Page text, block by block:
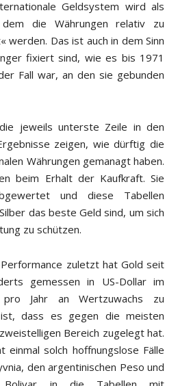
Geldsystem wird als
die Währungen relativ zu
werden. Das ist auch in dem Sinn
fixiert sind, wie es bis 1971
Fall war, an den sie gebunden
jeweils unterste Zeile in den
zeigen, wie dürftig die
Währungen gemanagt haben.
beim Erhalt der Kaufkraft. Sie
und diese Tabellen
das beste Geld sind, um sich
zu schützen.
zuletzt hat Gold seit
gemessen in US-Dollar im
Jahr an Wertzuwachs zu
ist, dass es gegen die meisten
Bereich zugelegt hat.
einmal solch hoffnungslose Fälle
den argentinischen Peso und